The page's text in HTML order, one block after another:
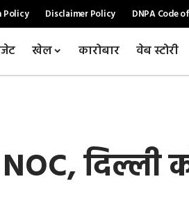
Policy Disclaimer Policy DNPA Code
खेल कारोबार वेब स्टोरी
दिल्ली